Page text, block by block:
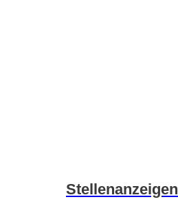
Stellenanzeigen